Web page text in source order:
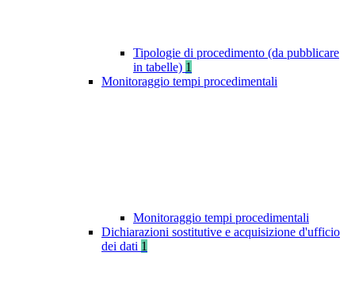
Tipologie di procedimento (da pubblicare
in tabelle) 1
Monitoraggio tempi procedimentali
Monitoraggio tempi procedimentali
Dichiarazioni sostitutive e acquisizione d'ufficio
dei dati 1